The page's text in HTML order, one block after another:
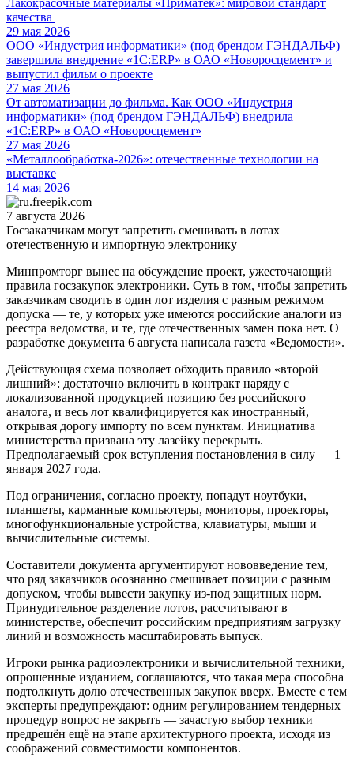
качества
29 мая 2026
ООО «Индустрия информатики» (под брендом ГЭНДАЛЬФ)
завершила внедрение «1С:ERP» в ОАО «Новоросцемент» и
выпустил фильм о проекте
27 мая 2026
От автоматизации до фильма. Как ООО «Индустрия
информатики» (под брендом ГЭНДАЛЬФ) внедрила
«1С:ERP» в ОАО «Новоросцемент»
27 мая 2026
«Металлообработка-2026»: отечественные технологии на
выставке
14 мая 2026
7 августа 2026
Госзаказчикам могут запретить смешивать в лотах
отечественную и импортную электронику
Минпромторг вынес на обсуждение проект, ужесточающий
правила госзакупок электроники. Суть в том, чтобы запретить
заказчикам сводить в один лот изделия с разным режимом
допуска — те, у которых уже имеются российские аналоги из
реестра ведомства, и те, где отечественных замен пока нет. О
разработке документа 6 августа написала газета «Ведомости».
Действующая схема позволяет обходить правило «второй
лишний»: достаточно включить в контракт наряду с
локализованной продукцией позицию без российского
аналога, и весь лот квалифицируется как иностранный,
открывая дорогу импорту по всем пунктам. Инициатива
министерства призвана эту лазейку перекрыть.
Предполагаемый срок вступления постановления в силу — 1
января 2027 года.
Под ограничения, согласно проекту, попадут ноутбуки,
планшеты, карманные компьютеры, мониторы, проекторы,
многофункциональные устройства, клавиатуры, мыши и
вычислительные системы.
Составители документа аргументируют нововведение тем,
что ряд заказчиков осознанно смешивает позиции с разным
допуском, чтобы вывести закупку из-под защитных норм.
Принудительное разделение лотов, рассчитывают в
министерстве, обеспечит российским предприятиям загрузку
линий и возможность масштабировать выпуск.
Игроки рынка радиоэлектроники и вычислительной техники,
опрошенные изданием, соглашаются, что такая мера способна
подтолкнуть долю отечественных закупок вверх. Вместе с тем
эксперты предупреждают: одним регулированием тендерных
процедур вопрос не закрыть — зачастую выбор техники
предрешён ещё на этапе архитектурного проекта, исходя из
соображений совместимости компонентов.